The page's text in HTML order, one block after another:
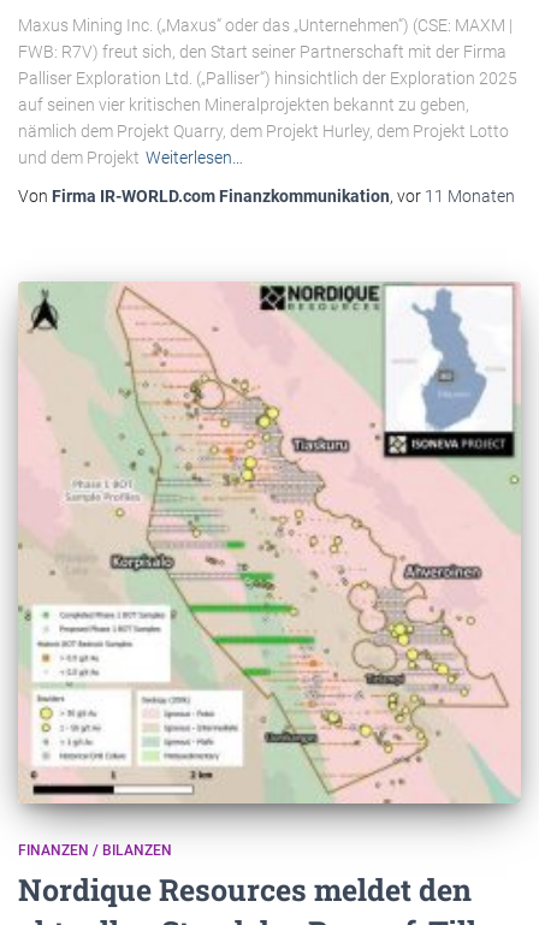
Maxus Mining Inc. („Maxus“ oder das „Unternehmen“) (CSE: MAXM |
FWB: R7V) freut sich, den Start seiner Partnerschaft mit der Firma
Palliser Exploration Ltd. („Palliser“) hinsichtlich der Exploration 2025
auf seinen vier kritischen Mineralprojekten bekannt zu geben,
nämlich dem Projekt Quarry, dem Projekt Hurley, dem Projekt Lotto
und dem Projekt Weiterlesen…
Von Firma IR-WORLD.com Finanzkommunikation, vor 11 Monaten
FINANZEN / BILANZEN
Nordique Resources meldet den